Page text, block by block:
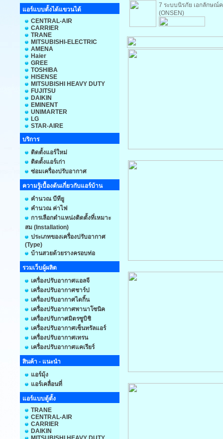
แอร์แบบตั้งได้แขวนได้
CENTRAL-AIR
CARRIER
TRANE
MITSUBISHI-ELECTRIC
AMENA
Haier
GREE
TOSHIBA
HISENSE
MITSUBISHI HEAVY DUTY
FUJITSU
DAIKIN
EMINENT
UNIMARTER
LG
STAR-AIRE
บริการ
ติดตั้งแอร์ใหม่
ติดตั้งแอร์เก่า
ซ่อมเครื่องปรับอากาศ
ความรู้เบื้องต้นเกี่ยวกับแอร์บ้าน
คำนวณ บีทียู
คำนวณ ค่าไฟ
การเลือกตำแหน่งติดตั้งที่เหมาะ
สม (Installation)
ประเภทของเครื่องปรับอากาศ
(Type)
บ้านสวยด้วยรางครอบท่อ
รวมเว็บผู้ผลิต
เครื่องปรับอากาศแอลจี
เครื่องปรับอากาศชาร์ป
เครื่องปรับอากาศไดกิ้น
เครื่องปรับอากาศพานาโซนิค
เครื่องปรับกาศมิตรซูบิชิ
เครื่องปรับอากาศเซ็นทรัลแอร์
เครื่องปรับอากาศเทรน
เครื่องปรับอากาศแคเรียร์
สินค้า - แนะนำ
แอร์มุ้ง
แอร์เคลื่อนที่
แอร์แบบตู้ตั้ง
TRANE
CENTRAL-AIR
CARRIER
DAIKIN
7 ระบบนิรภัย เอกลักษณ์
(ONSEN)